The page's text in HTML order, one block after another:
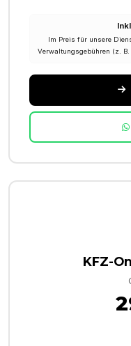
Im Preis für unsere
Verwaltungsgebühren (z.
KFZ-